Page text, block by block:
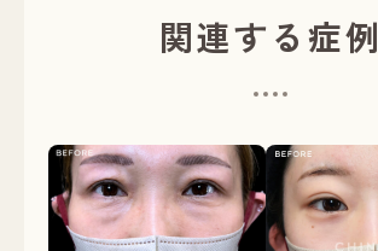
関連する症例